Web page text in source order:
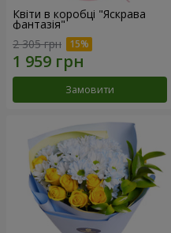
Квіти в коробці "Яскрава
фантазія"
2 305 грн
Замовити